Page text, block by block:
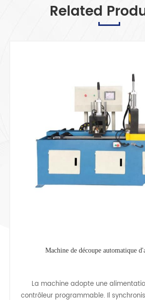
Related
Machine de découpe automatique
La machine adopte une
contrôleur programmable. Il